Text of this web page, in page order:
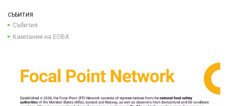
СЪБИТИЯ
Събития
Кампании на ЕОБХ